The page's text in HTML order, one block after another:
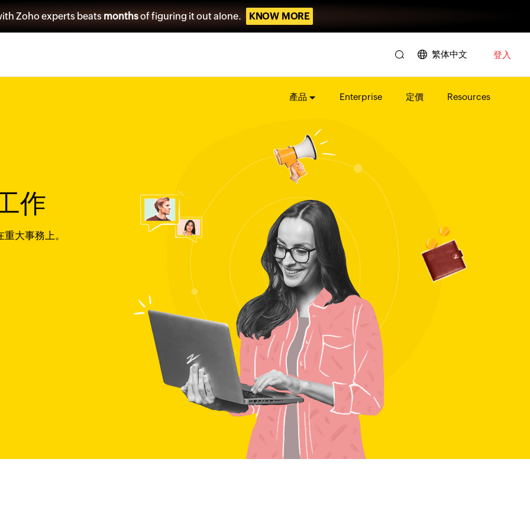
Zoho experts beats monthsof figuring it out alone. KNOW MORE
繁体中文 登入
產品 Enterprise 定價 Resources
作
大事務上。